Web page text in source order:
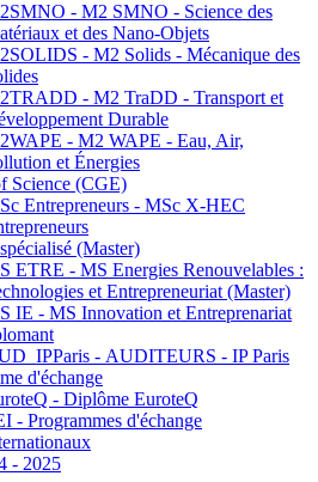
- M2 SMNO - Science des
et des Nano-Objets
- M2 Solids - Mécanique des
- M2 TraDD - Transport et
Durable
- M2 WAPE - Eau, Air,
et Énergies
Science (CGE)
Entrepreneurs - MSc X-HEC
(Master)
ETRE - MS Energies Renouvelables :
et Entrepreneuriat (Master)
IE - MS Innovation et Entreprenariat
- AUDITEURS - IP Paris
d'échange
- Diplôme EuroteQ
- Programmes d'échange
- 2025